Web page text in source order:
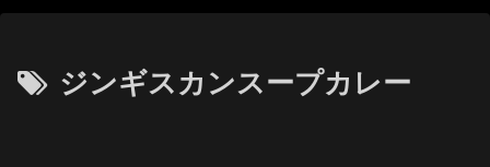
ジンギスカンスープカレー